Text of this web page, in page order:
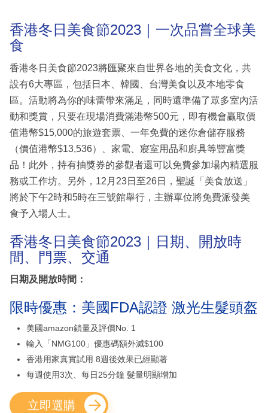
香港冬日美食節2023｜一次品嘗全球美
食
香港冬日美食節2023將匯聚來自世界各地的美食文化，共
設有6大專區，包括日本、韓國、台灣美食以及本地零食
區。活動將為你的味蕾帶來滿足，同時還準備了眾多室內活
動和獎賞，只要在現場消費滿港幣500元，即有機會贏取價
值港幣$15,000的旅遊套票、一年免費的迷你倉儲存服務
（價值港幣$13,536）、家電、寢室用品和廚具等豐富獎
品！此外，持有抽獎券的參觀者還可以免費參加場內精選服
務或工作坊。另外，12月23日至26日，聖誕「美食放送」
將於下午2時和5時在三號館舉行，主辦單位將免費派發美
食予入場人士。
香港冬日美食節2023｜日期、開放時
間、門票、交通
日期及開放時間：
限時優惠：美國FDA認證 激光生髮頭盔
美國amazon鎖量及評價No. 1
輸入「NMG100」優惠碼額外減$100
香港用家真實試用 8週後效果已經顯著
每週使用3次、每日25分鐘 髮量明顯增加
立即選購